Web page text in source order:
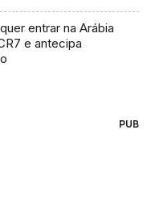
entrar na Arábia
e antecipa
PUB